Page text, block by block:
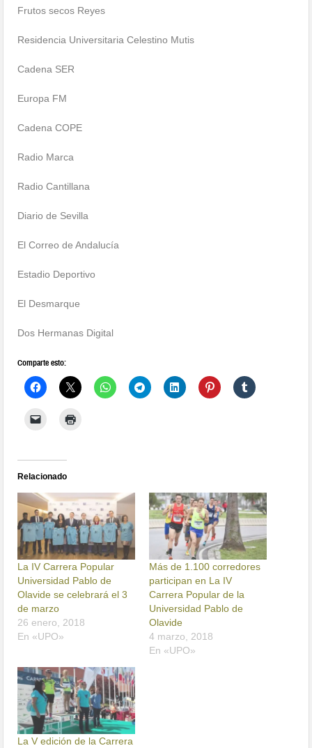
Frutos secos Reyes
Residencia Universitaria Celestino Mutis
Cadena SER
Europa FM
Cadena COPE
Radio Marca
Radio Cantillana
Diario de Sevilla
El Correo de Andalucía
Estadio Deportivo
El Desmarque
Dos Hermanas Digital
Comparte esto:
Relacionado
La IV Carrera Popular
Universidad Pablo de
Olavide se celebrará el 3
de marzo
26 enero, 2018
En «UPO»
Más de 1.100 corredores
participan en La IV
Carrera Popular de la
Universidad Pablo de
Olavide
4 marzo, 2018
En «UPO»
La V edición de la Carrera